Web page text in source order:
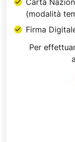
Carta
(modalità
Firma
Per